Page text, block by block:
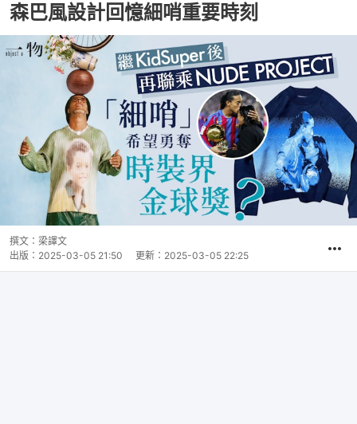
森巴風設計回憶細哨重要時刻
撰文： 梁譯文
出版： 2025-03-05 21:50 更新： 2025-03-05 22:25